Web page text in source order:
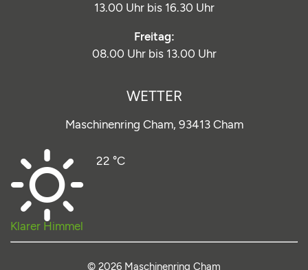
13.00 Uhr bis 16.30 Uhr
Freitag:
08.00 Uhr bis 13.00 Uhr
WETTER
Maschinenring Cham, 93413 Cham
Klarer Himmel
22 °C
© 2026 Maschinenring Cham